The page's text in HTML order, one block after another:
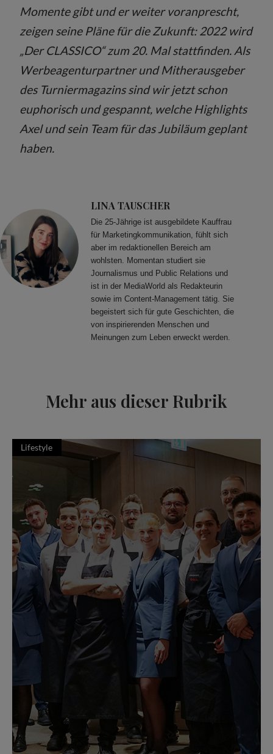
Momente gibt und er weiter voranprescht,
zeigen seine Pläne für die Zukunft: 2022 wird
„Der CLASSICO“ zum 20. Mal stattfinden. Als
Werbeagenturpartner und Mitherausgeber
des Turniermagazins sind wir jetzt schon
euphorisch und gespannt, welche Highlights
Axel und sein Team für das Jubiläum geplant
haben.
LINA TAUSCHER
Die 25-Jährige ist ausgebildete Kauffrau
für Marketingkommunikation, fühlt sich
aber im redaktionellen Bereich am
wohlsten. Momentan studiert sie
Journalismus und Public Relations und
ist in der MediaWorld als Redakteurin
sowie im Content-Management tätig. Sie
begeistert sich für gute Geschichten, die
von inspirierenden Menschen und
Meinungen zum Leben erweckt werden.
Mehr aus dieser Rubrik
Lifestyle